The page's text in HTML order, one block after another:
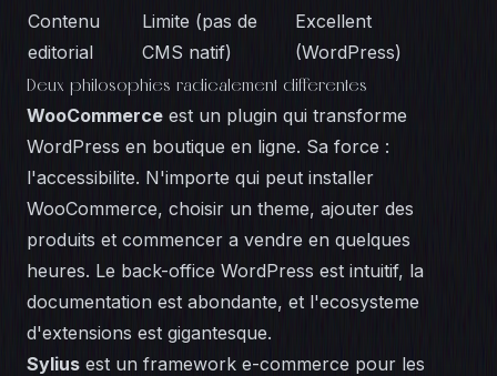
Contenu
editorial
Limite (pas de
CMS natif)
Excellent
(WordPress)
Deux philosophies radicalement differentes
WooCommerce est un plugin qui transforme
WordPress en boutique en ligne. Sa force :
l'accessibilite. N'importe qui peut installer
WooCommerce, choisir un theme, ajouter des
produits et commencer a vendre en quelques
heures. Le back-office WordPress est intuitif, la
documentation est abondante, et l'ecosysteme
d'extensions est gigantesque.
Sylius est un framework e-commerce pour les